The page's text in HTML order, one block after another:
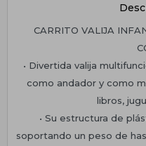
CARRITO VALIJA
• Divertida valija
como andador y como
libros,
• Su estructura de
soportando un peso de